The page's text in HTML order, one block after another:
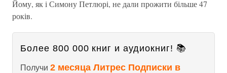
Йому, як і Симону Петлюрі, не дали прожити більше 47
років.
Более 800 000 книг и аудиокниг! 📚
Получи 2 месяца Литрес Подписки в